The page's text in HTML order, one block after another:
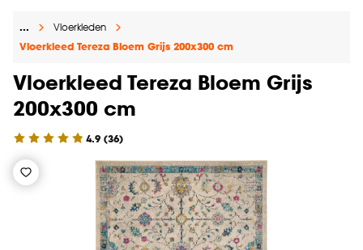
Gratis raam advies en opmeten aan huis
€ 5,- korting op je volgende bestelling
…
Vloerkleden
Vloerkleed Tereza Bloem Grijs 200x300 cm
Vloerkleed Tereza Bloem Grijs
200x300 cm
4.9 (36)